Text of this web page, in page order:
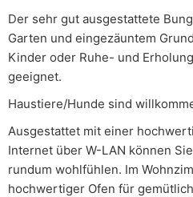
Der sehr gut ausgestattete
Garten und eingezäuntem
Kinder oder Ruhe- und
geeignet.
Haustiere/Hunde sind
Ausgestattet mit einer
Internet über W-LAN können
rundum wohlfühlen. Im
hochwertiger Ofen für